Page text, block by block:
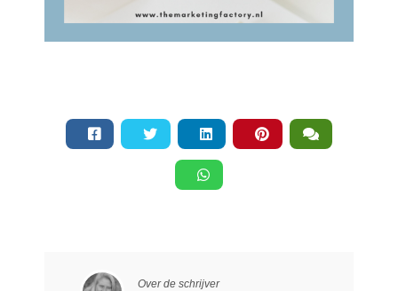
Over de schrijver